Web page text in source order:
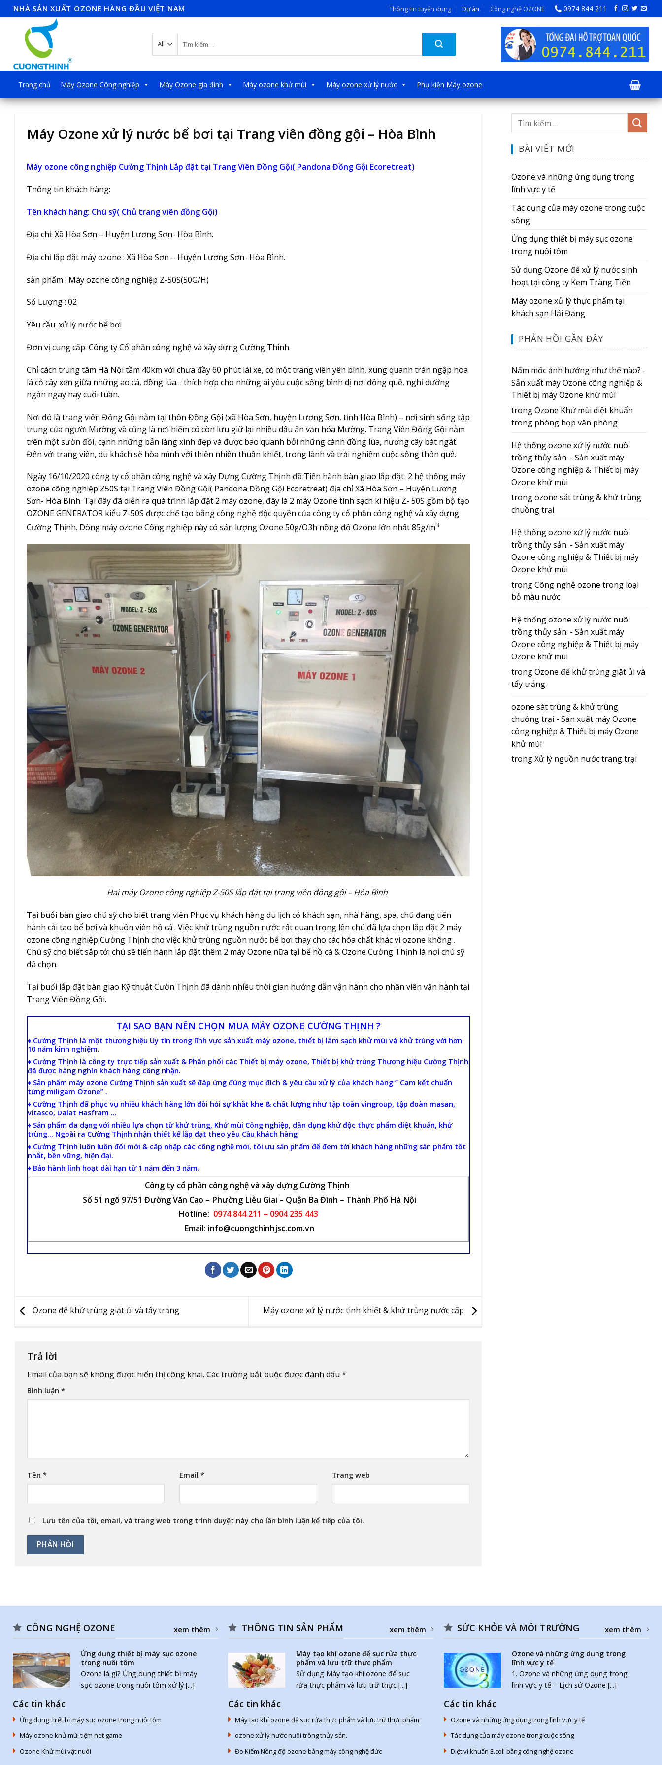
Skip
to
content
NHÀ SẢN XUẤT OZONE HÀNG ĐẦU VIỆT NAM Thông tin tuyển dụng Dự án Công nghệ OZONE 0974 844 211
kiếm:
Trang chủ Máy Ozone Công nghiệp Máy Ozone gia đình Máy ozone khử mùi Máy ozone xử lý nước Phụ kiện Máy ozone
Máy Ozone xử lý nước bể bơi tại Trang viên đồng gội – Hòa Bình
Máy ozone công nghiệp Cường Thịnh Lắp đặt tại Trang Viên Đồng Gội( Pandona Đồng Gội Ecoretreat)
Thông tin khách hàng:
Tên khách hàng: Chú sỹ( Chủ trang viên đồng Gội)
Địa chỉ: Xã Hòa Sơn – Huyện Lương Sơn- Hòa Bình.
Địa chỉ lắp đặt máy ozone : Xã Hòa Sơn – Huyện Lương Sơn- Hòa Bình.
sản phẩm : Máy ozone công nghiệp Z-50S(50G/H)
Số Lượng : 02
Yêu cầu: xử lý nước bể bơi
Đơn vị cung cấp: Công ty Cổ phần công nghệ và xây dựng Cường Thinh.
Chỉ cách trung tâm Hà Nội tầm 40km với chưa đầy 60 phút lái xe, có một trang viên yên bình, xung quanh tràn ngập hoa
lá cỏ cây xen giữa những ao cá, đồng lúa… thích hợp cho những ai yêu cuộc sống bình dị nơi đồng quê, nghỉ dưỡng
ngắn ngày hay cuối tuần.
Nơi đó là trang viên Đồng Gội nằm tại thôn Đồng Gội (xã Hòa Sơn, huyện Lương Sơn, tỉnh Hòa Bình) – nơi sinh sống tập
trung của người Mường và cũng là nơi hiếm có còn lưu giữ lại nhiều dấu ấn văn hóa Mường. Trang Viên Đồng Gội nằm
trên một sườn đồi, cạnh những bản làng xinh đẹp và được bao quanh bởi những cánh đồng lúa, nương cây bát ngát.
Đến với trang viên, du khách sẽ hòa mình với thiên nhiên thuần khiết, trong lành và trải nghiệm cuộc sống thôn quê.
Ngày 16/10/2020 công ty cổ phần công nghệ và xây Dựng Cường Thịnh đã Tiến hành bàn giao lắp đặt 2 hệ thống máy
ozone công nghiệp Z50S tại Trang Viên Đồng Gội( Pandona Đồng Gội Ecoretreat) địa chỉ Xã Hòa Sơn – Huyện Lương
Sơn- Hòa Bình. Tại đây đã diễn ra quá trình lắp đặt 2 máy ozone, đây là 2 máy Ozone tinh sạch kí hiệu Z- 50S gồm bộ tạo
OZONE GENERATOR kiểu Z-50S được chế tạo bằng công nghệ độc quyền của công ty cổ phần công nghệ và xây dựng
Cường Thịnh. Dòng máy ozone Công nghiệp này có sản lượng Ozone 50g/O3h nồng độ Ozone lớn nhất 85g/m3
Hai máy Ozone công nghiệp Z-50S lắp đặt tại trang viên đồng gội – Hòa Bình
Tại buổi bàn giao chú sỹ cho biết trang viên Phục vụ khách hàng du lịch có khách sạn, nhà hàng, spa, chú đang tiến
hành cải tạo bể bơi và khuôn viên hồ cá . Việc khử trùng nguồn nước rất quan trọng lên chú đã lựa chọn lắp đặt 2 máy
ozone công nghiệp Cường Thịnh cho việc khử trùng nguồn nước bể bơi thay cho các hóa chất khác vì ozone không .
Chú sỹ cho biết sắp tới chú sẽ tiến hành lắp đặt thêm 2 máy Ozone nữa tại bể hồ cá & Ozone Cường Thịnh là nơi chú sỹ
đã chọn.
Tại buổi lắp đặt bàn giao Kỹ thuật Cườn Thịnh đã dành nhiều thời gian hướng dẫn vận hành cho nhân viên vận hành tại
Trang Viên Đồng Gội.
TẠI SAO BẠN NÊN CHỌN MUA MÁY OZONE CƯỜNG THỊNH ?
♦ Cường Thịnh là một thương hiệu Uy tín trong lĩnh vực sản xuất máy ozone, thiết bị làm sạch khử mùi và khử trùng với hơn
10 năm kinh nghiệm.
♦ Cường Thịnh là công ty trực tiếp sản xuất & Phân phối các Thiết bị máy ozone, Thiết bị khử trùng Thương hiệu Cường Thịnh
đã được hàng nghìn khách hàng công nhận.
♦ Sản phẩm máy ozone Cường Thịnh sản xuất sẽ đáp ứng đúng mục đích & yêu cầu xử lý của khách hàng ” Cam kết chuẩn
từng miligam Ozone” .
♦ Cường Thịnh đã phục vụ nhiều khách hàng lớn đòi hỏi sự khắt khe & chất lượng như tập toàn vingroup, tập đoàn masan,
vitasco, Dalat Hasfram …
♦ Sản phẩm đa dạng với nhiều lựa chọn từ khử trùng, Khử mùi Công nghiệp, dân dụng khử độc thực phẩm diệt khuẩn, khử
trùng… Ngoài ra Cường Thịnh nhận thiết kế lắp đạt theo yêu Cầu khách hàng
♦ Cường Thịnh luôn luôn đổi mới & cấp nhập các công nghệ mới, tối ưu sản phẩm để đem tới khách hàng những sản phẩm tốt
nhất, bền vững, hiện đại.
♦ Bảo hành linh hoạt dài hạn từ 1 năm đến 3 năm.
Công ty cổ phần công nghệ và xây dựng Cường Thịnh
Số 51 ngõ 97/51 Đường Văn Cao – Phường Liễu Giai – Quận Ba Đình – Thành Phố Hà Nội
Hotline: 0974 844 211 – 0904 235 443
Email: info@cuongthinhjsc.com.vn
Ozone để khử trùng giặt ủi và tẩy trắng Máy ozone xử lý nước tinh khiết & khử trùng nước cấp
Trả lời
Email của bạn sẽ không được hiển thị công khai. Các trường bắt buộc được đánh dấu *
Bình luận *
Tên * Email* Trang web
Lưu tên của tôi, email, và trang web trong trình duyệt này cho lần bình luận kế tiếp của tôi.
BÀI VIẾT MỚI
Ozone và những ứng dụng trong
lĩnh vực y tế
Tác dụng của máy ozone trong cuộc
sống
Ứng dụng thiết bị máy sục ozone
trong nuôi tôm
Sử dụng Ozone để xử lý nước sinh
hoạt tại công ty Kem Tràng Tiền
Máy ozone xử lý thực phẩm tại
khách sạn Hải Đăng
PHẢN HỒI GẦN ĐÂY
Nấm mốc ảnh hưởng như thế nào? -
Sản xuất máy Ozone công nghiệp &
Thiết bị máy Ozone khử mùi
trongOzone Khử mùi diệt khuẩn
trong phòng họp văn phòng
Hệ thống ozone xử lý nước nuôi
trồng thủy sản. - Sản xuất máy
Ozone công nghiệp & Thiết bị máy
Ozone khử mùi
trongozone sát trùng & khử trùng
chuồng trại
Hệ thống ozone xử lý nước nuôi
trồng thủy sản. - Sản xuất máy
Ozone công nghiệp & Thiết bị máy
Ozone khử mùi
trongCông nghệ ozone trong loại
bỏ màu nước
Hệ thống ozone xử lý nước nuôi
trồng thủy sản. - Sản xuất máy
Ozone công nghiệp & Thiết bị máy
Ozone khử mùi
trongOzone để khử trùng giặt ủi và
tẩy trắng
ozone sát trùng & khử trùng
chuồng trại - Sản xuất máy Ozone
công nghiệp & Thiết bị máy Ozone
khử mùi
trongXử lý nguồn nước trang trại
CÔNG NGHỆ OZONE xem thêm
Ứng dụng thiết bị máy sục ozone
trong nuôi tôm
Ozone là gì? Ứng dụng thiết bị máy
sục ozone trong nuôi tôm xử lý [...]
Các tin khác
Ứng dụng thiết bị máy sục ozone trong nuôi tôm
Máy ozone khử mùi tiệm net game
Ozone Khử mùi vật nuôi
THÔNG TIN SẢN PHẨM xem thêm
Máy tạo khí ozone để sục rửa thực
phẩm và lưu trữ thực phẩm
Sử dụng Máy tạo khí ozone để sục
rửa thực phẩm và lưu trữ thực [...]
Các tin khác
Máy tạo khí ozone để sục rửa thực phẩm và lưu trữ thực phẩm
ozone xử lý nước nuôi trồng thủy sản.
Đo Kiểm Nồng độ ozone bằng máy công nghệ đức
SỨC KHỎE VÀ MÔI TRƯỜNG xem thêm
Ozone và những ứng dụng trong
lĩnh vực y tế
1. Ozone và những ứng dụng trong
lĩnh vực y tế – Lịch sử Ozone [...]
Các tin khác
Ozone và những ứng dụng trong lĩnh vực y tế
Tác dụng của máy ozone trong cuộc sống
Diệt vi khuẩn E.coli bằng công nghệ ozone